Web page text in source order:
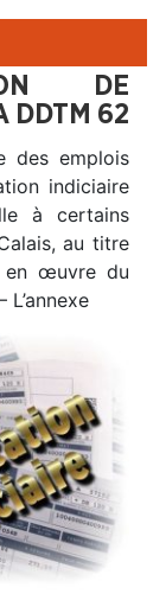
DE
DDTM 62
des emplois
indiciaire
à certains
au titre
en œuvre du